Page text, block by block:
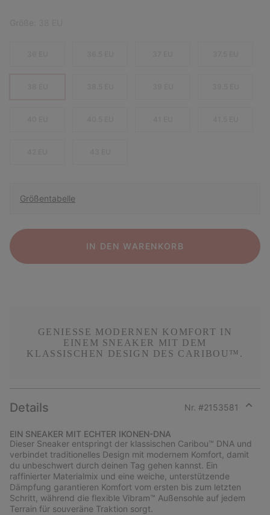
Größentabelle
IN DEN WARENKORB
GENIESSE MODERNEN KOMFORT IN E
INEM SNEAKER MIT DEM K
LASSISCHEN DESIGN DES CARIBOU™.
Details Nr. #2153581
section
EIN SNEAKER MIT ECHTER IKONEN-DNA
Dieser Sneaker entspringt der klassischen Caribou™ DNA und
verbindet traditionelles Design mit modernem Komfort, damit
du unbeschwert durch deinen Tag gehen kannst. Ein
raffinierter Materialmix und eine weiche, unterstützende
Dämpfung garantieren Komfort vom ersten bis zum letzten
Schritt, während die flexible Vibram™ Außensohle auf jedem
Terrain für souveräne Traktion sorgt.